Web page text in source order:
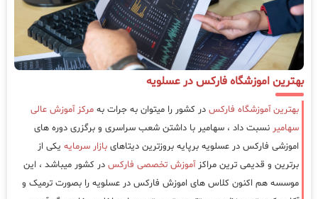
بهترین اموزشگاه فارکس در عسلویه
بهترین آموزشگاه فارکس در کشور را میتوان به جرات به مرکز آموزش عالی
سهامیر نسبت داد ، سهامیر با داشتن شعب سراسری و برگزری دوره های
اموزشی فارکس در عسلویه برپایه بروزترین دیتاهای بازار سرمایه یکی از
برترین و قدیمی ترین مراکزآموزش تخصصی فارکس در کشور میباشد ، این
موسسه هم اکنون کلاس های اموزش فارکس در عسلویه را بصورت ترمیک و